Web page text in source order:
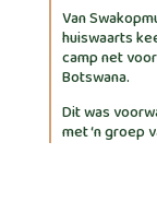
Van
huiswaarts
camp net
Botswana.
Dit was
met ‘n groep